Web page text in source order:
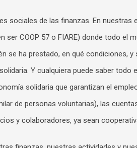
sociales de las finanzas. En nuestras
ser COOP 57 o FIARE) donde todo el
se ha prestado, en qué condiciones,
Y cualquiera puede saber todo
solidaria que garantizan el
de personas voluntarias), las
y colaboradores, ya sean